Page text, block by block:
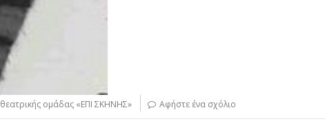
θεατρικής ομάδας «ΕΠΙ ΣΚΗΝΗΣ» Αφήστε ένα σχόλιο